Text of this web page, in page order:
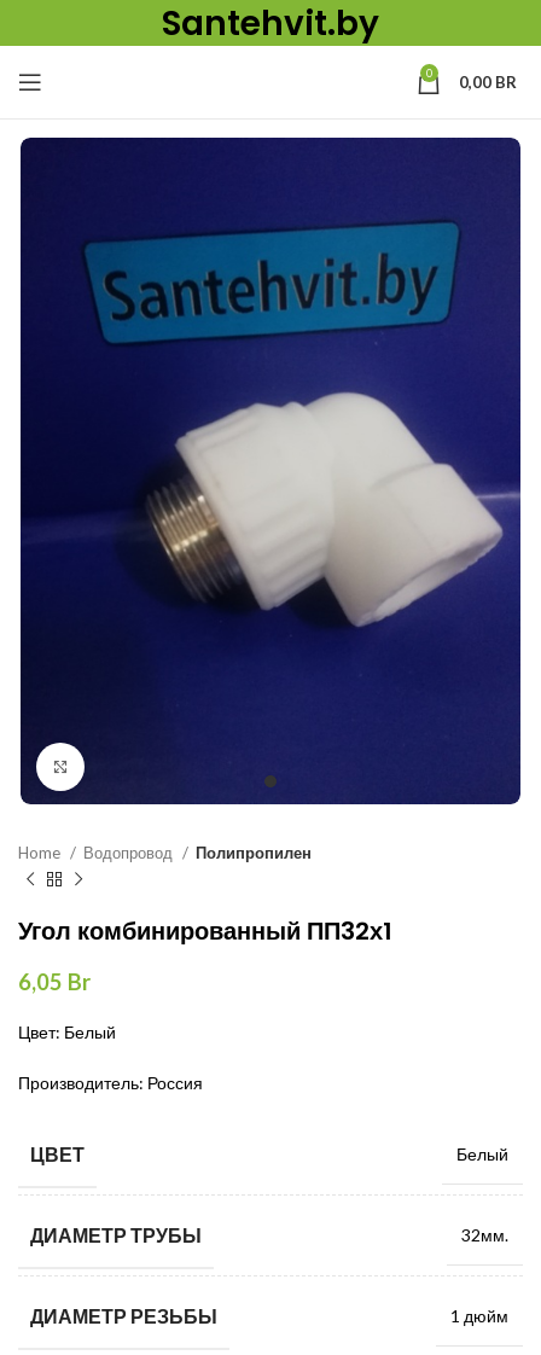
Santehvit.by
0 0,00 BR
Home Водопровод Полипропилен
Угол комбинированный ПП32х1
6,05 Br
Цвет: Белый
Производитель: Россия
ЦВЕТ Белый
ДИАМЕТР ТРУБЫ 32мм.
ДИАМЕТР РЕЗЬБЫ 1 дюйм